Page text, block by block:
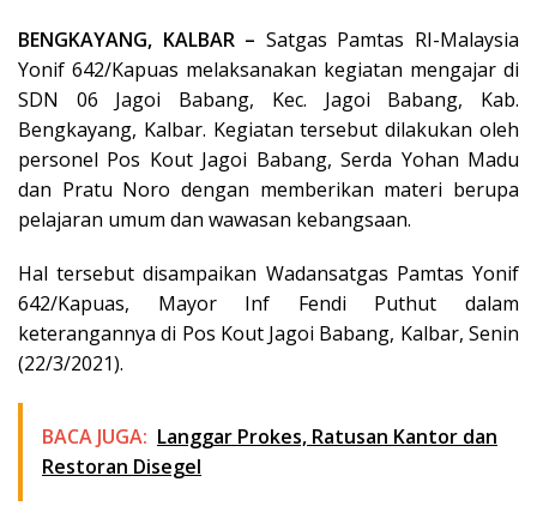
BENGKAYANG, KALBAR – Satgas Pamtas RI-Malaysia
Yonif 642/Kapuas melaksanakan kegiatan mengajar di
SDN 06 Jagoi Babang, Kec. Jagoi Babang, Kab.
Bengkayang, Kalbar. Kegiatan tersebut dilakukan oleh
personel Pos Kout Jagoi Babang, Serda Yohan Madu
dan Pratu Noro dengan memberikan materi berupa
pelajaran umum dan wawasan kebangsaan.
Hal tersebut disampaikan Wadansatgas Pamtas Yonif
642/Kapuas, Mayor Inf Fendi Puthut dalam
keterangannya di Pos Kout Jagoi Babang, Kalbar, Senin
(22/3/2021).
BACA JUGA: Langgar Prokes, Ratusan Kantor dan
Restoran Disegel